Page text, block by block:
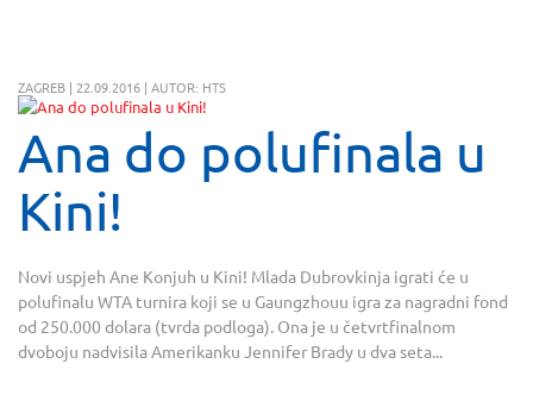
ZAGREB | 22.09.2016 | AUTOR: HTS
Ana do polufinala u
Kini!
Novi uspjeh Ane Konjuh u Kini! Mlada Dubrovkinja igrati će u
polufinalu WTA turnira koji se u Gaungzhouu igra za nagradni fond
od 250.000 dolara (tvrda podloga). Ona je u četvrtfinalnom
dvoboju nadvisila Amerikanku Jennifer Brady u dva seta...